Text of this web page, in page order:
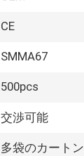
CE
SMMA67
500pcs
交渉可能
多袋のカートン